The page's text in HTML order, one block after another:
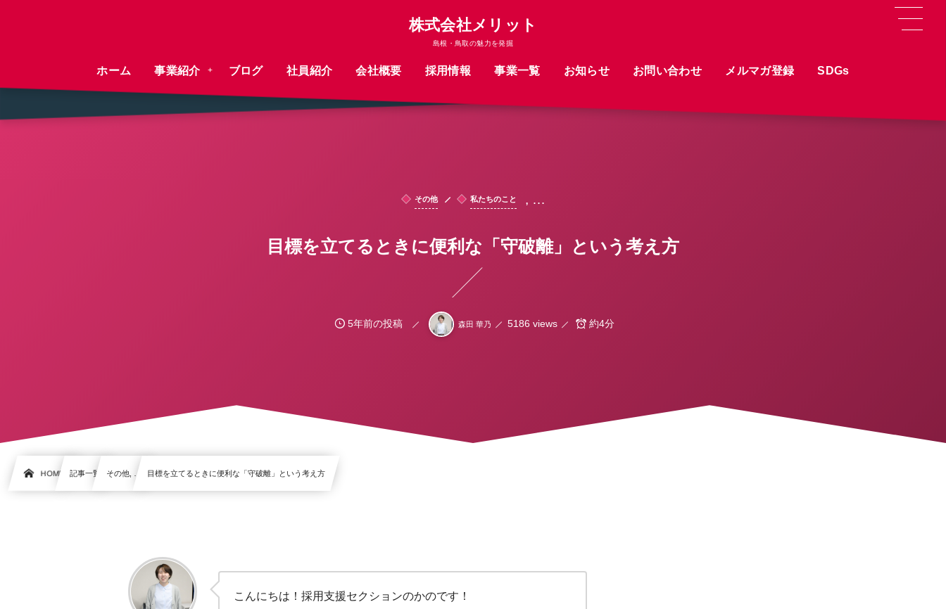
株式会社メリット
島根・鳥取の魅力を発掘
ホーム 事業紹介 ブログ 社員紹介 会社概要 採用情報 事業一覧 お知らせ お問い合わせ メルマガ登録 SDGs
その他 私たちのこと , …
目標を立てるときに便利な「守破離」という考え方
5年前の投稿 森田 華乃 5186 views 約4分
HOME 記事一覧 その他, … 目標を立てるときに便利な「守破離」という考え方
こんにちは！採用支援セクションのかのです！